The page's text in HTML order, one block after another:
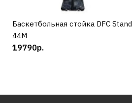
КУПИТЬ
Баскетбольная стойка DFC Stand
44M
19790р.